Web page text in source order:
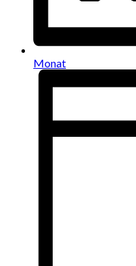
Monat